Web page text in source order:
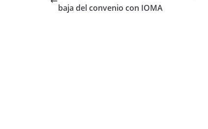
baja del convenio con IOMA